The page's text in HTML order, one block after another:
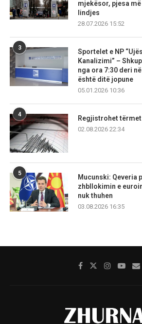
mjekësor, pjesa
lindjes
28.07.2026 15:52
3
Sportelet e NP
Kanalizimi” –
nga ora 7:30 deri
është ditë jopune
05.01.2026 10:36
4
Regjistrohet tërmet
02.08.2026 22:34
5
Mucunski: Qeveria
zhbllokimin e
nuk thuhen
03.08.2026 16:35